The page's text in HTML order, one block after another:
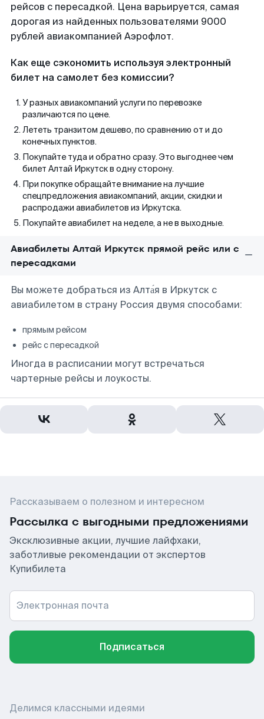
рейсов с пересадкой. Цена варьируется, самая
дорогая из найденных пользователями 9000
рублей авиакомпанией Аэрофлот.
Как еще сэкономить используя электронный
билет на самолет без комиссии?
У разных авиакомпаний услуги по перевозке
различаются по цене.
Лететь транзитом дешево, по сравнению от и до
конечных пунктов.
Покупайте туда и обратно сразу. Это выгоднее чем
билет Алтай Иркутск в одну сторону.
При покупке обращайте внимание на лучшие
спецпредложения авиакомпаний, акции, скидки и
распродажи авиабилетов из Иркутска.
Покупайте авиабилет на неделе, а не в выходные.
Авиабилеты Алтай Иркутск прямой рейс или с
пересадками
Вы можете добраться из Алта́я в Иркутск с
авиабилетом в страну Россия двумя способами:
прямым рейсом
рейс с пересадкой
Иногда в расписании могут встречаться
чартерные рейсы и лоукосты.
Рассказываем о полезном и интересном
Рассылка с выгодными предложениями
Эксклюзивные акции, лучшие лайфхаки,
заботливые рекомендации от экспертов
Купибилета
Электронная почта
Подписаться
Делимся классными идеями